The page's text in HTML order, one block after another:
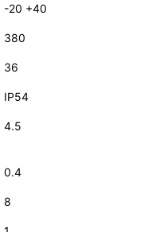
-20 +40
380
36
IP54
4.5
0.4
8